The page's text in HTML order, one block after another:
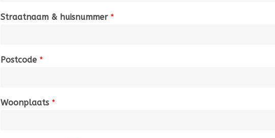
Straatnaam & huisnummer *
Postcode *
Woonplaats *